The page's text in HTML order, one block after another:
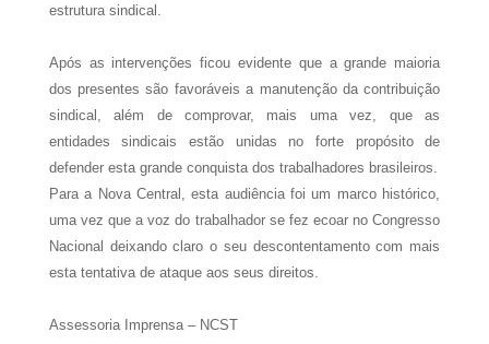
estrutura sindical.
Após as intervenções ficou evidente que a grande maioria
dos presentes são favoráveis a manutenção da contribuição
sindical, além de comprovar, mais uma vez, que as
entidades sindicais estão unidas no forte propósito de
defender esta grande conquista dos trabalhadores brasileiros.
Para a Nova Central, esta audiência foi um marco histórico,
uma vez que a voz do trabalhador se fez ecoar no Congresso
Nacional deixando claro o seu descontentamento com mais
esta tentativa de ataque aos seus direitos.
Assessoria Imprensa – NCST